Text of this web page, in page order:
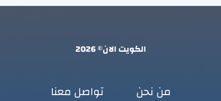
الكويت الان© 2026
من نحن
تواصل معنا